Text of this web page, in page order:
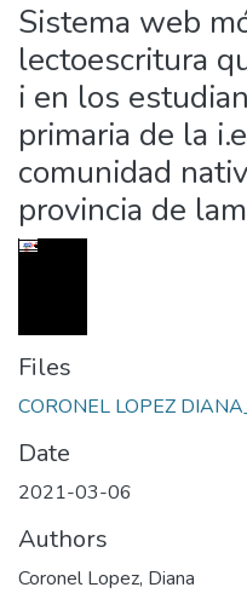
Sistema web
lectoescritura
i en los
primaria de la
comunidad
provincia de
Files
CORONEL LOPEZ
Date
2021-03-06
Authors
Coronel Lopez, Diana